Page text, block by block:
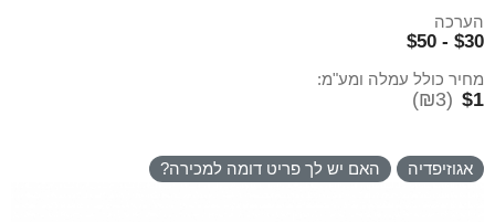
הערכה
$30 - $50
מחיר כולל עמלה ומע"מ:
$1
(₪3)
אגוזיפדיה האם יש לך פריט דומה למכירה?